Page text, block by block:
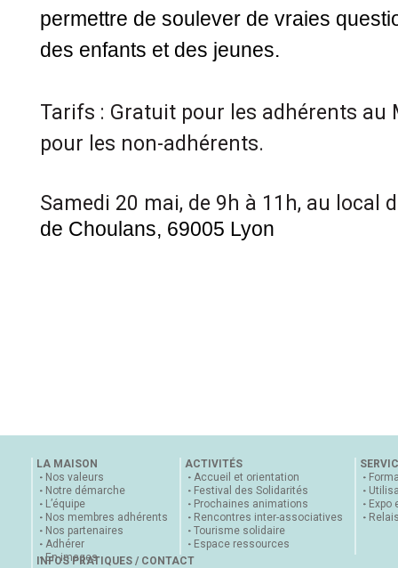
permettre de soulever de vraies
des enfants et des jeunes.
Tarifs : Gratuit pour les adhérents au
pour les non-adhérents.
Samedi 20 mai, de 9h à 11h, au local
de Choulans, 69005 Lyon
LA MAISON
Nos valeurs
Notre démarche
L’équipe
Nos membres adhérents
Nos partenaires
Adhérer
En images
ACTIVITÉS
Accueil et orientation
Festival des Solidarités
Prochaines animations
Rencontres inter-associatives
Tourisme solidaire
Espace ressources
Expo
INFOS PRATIQUES / CONTACT